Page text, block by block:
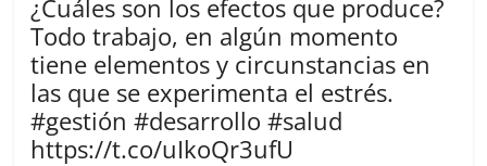
¿Cuáles son los efectos que produce?
Todo trabajo, en algún momento
tiene elementos y circunstancias en
las que se experimenta el estrés.
#gestión #desarrollo #salud
https://t.co/uIkoQr3ufU